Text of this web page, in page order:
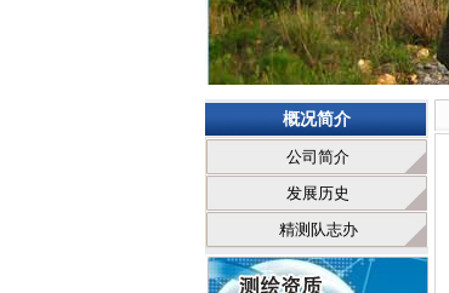
概况简介
公司简介
发展历史
精测队志办